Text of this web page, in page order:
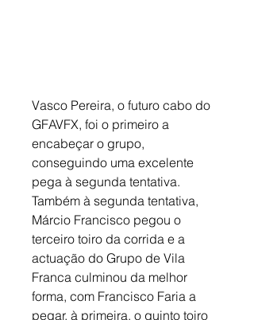
Vasco Pereira, o futuro cabo do
GFAVFX, foi o primeiro a
encabeçar o grupo,
conseguindo uma excelente
pega à segunda tentativa.
Também à segunda tentativa,
Márcio Francisco pegou o
terceiro toiro da corrida e a
actuação do Grupo de Vila
Franca culminou da melhor
forma, com Francisco Faria a
pegar, à primeira, o quinto toiro